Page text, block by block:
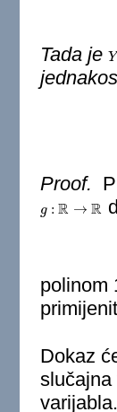
Tada je Y
Y
Proof.
g : R → R
g: R → R
polinom
Dokaz
slučajna